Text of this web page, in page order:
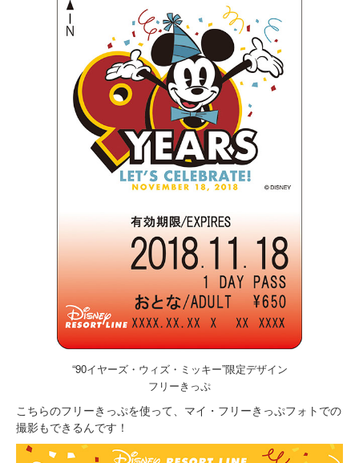
“90イヤーズ・ウィズ・ミッキー”限定デザイン
フリーきっぷ
こちらのフリーきっぷを使って、マイ・フリーきっぷフォトでの
撮影もできるんです！